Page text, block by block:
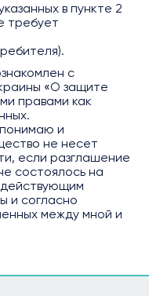
в пункте 2
требует
с
«О защите
правами как
и
не несет
если разглашение
состоялось на
и согласно
между мной и